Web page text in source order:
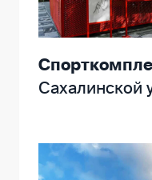
Сахалинской